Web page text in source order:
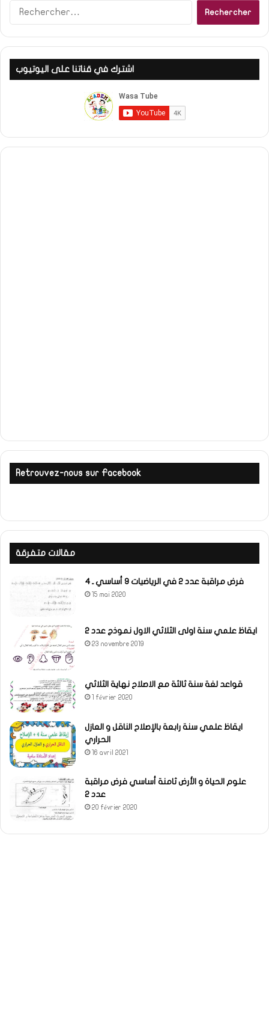
اشترك في قناتنا على اليوتيوب
Retrouvez-nous sur Facebook
مقالات متفرقة
فرض مراقبة عدد 2 في الرياضيات 9 أساسي ـ 4
15 mai 2020
ايقاظ علمي سنة اولى الثلاثي الاول نموذج عدد 2
23 novembre 2019
قواعد لغة سنة ثالثة مع الاصلاح نهاية الثلاثي
1 février 2020
ايقاظ علمي سنة رابعة بالإصلاح الناقل و العازل
الحراري
16 avril 2021
علوم الحياة و الأرض ثامنة أساسي فرض مراقبة
عدد 2
20 février 2020